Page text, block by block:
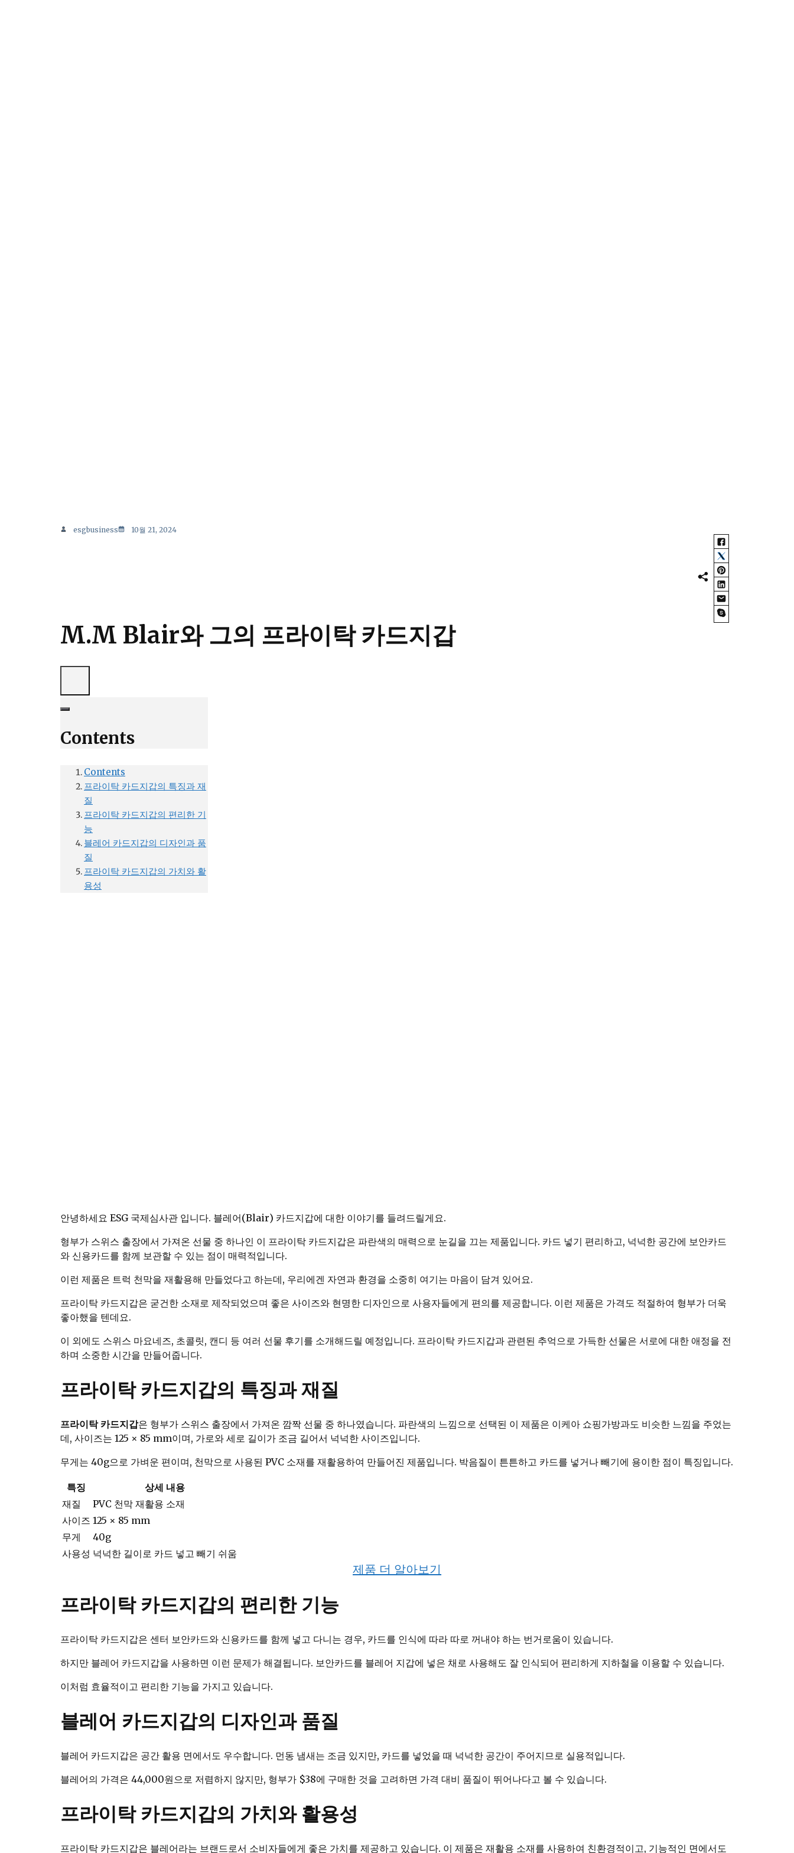
esgbusiness 10월 21, 2024
M.M Blair와 그의 프라이탁 카드지갑
Contents
Contents
프라이탁 카드지갑의 특징과 재
질
프라이탁 카드지갑의 편리한 기
능
블레어 카드지갑의 디자인과 품
질
프라이탁 카드지갑의 가치와 활
용성
안녕하세요 ESG 국제심사관 입니다. 블레어(Blair) 카드지갑에 대한 이야기를 들려드릴게요.
형부가 스위스 출장에서 가져온 선물 중 하나인 이 프라이탁 카드지갑은 파란색의 매력으로 눈길을 끄는 제품입니다. 카드 넣기 편리하고, 넉넉한 공간에 보안카드
와 신용카드를 함께 보관할 수 있는 점이 매력적입니다.
이런 제품은 트럭 천막을 재활용해 만들었다고 하는데, 우리에겐 자연과 환경을 소중히 여기는 마음이 담겨 있어요.
프라이탁 카드지갑은 굳건한 소재로 제작되었으며 좋은 사이즈와 현명한 디자인으로 사용자들에게 편의를 제공합니다. 이런 제품은 가격도 적절하여 형부가 더욱
좋아했을 텐데요.
이 외에도 스위스 마요네즈, 초콜릿, 캔디 등 여러 선물 후기를 소개해드릴 예정입니다. 프라이탁 카드지갑과 관련된 추억으로 가득한 선물은 서로에 대한 애정을 전
하며 소중한 시간을 만들어줍니다.
프라이탁 카드지갑의 특징과 재질
프라이탁 카드지갑은 형부가 스위스 출장에서 가져온 깜짝 선물 중 하나였습니다. 파란색의 느낌으로 선택된 이 제품은 이케아 쇼핑가방과도 비슷한 느낌을 주었는
데, 사이즈는 125 × 85 mm이며, 가로와 세로 길이가 조금 길어서 넉넉한 사이즈입니다.
무게는 40g으로 가벼운 편이며, 천막으로 사용된 PVC 소재를 재활용하여 만들어진 제품입니다. 박음질이 튼튼하고 카드를 넣거나 빼기에 용이한 점이 특징입니다.
특징
상세 내용
재질
PVC 천막 재활용 소재
사이즈 125 × 85 mm
무게
40g
사용성 넉넉한 길이로 카드 넣고 빼기 쉬움
제품 더 알아보기
프라이탁 카드지갑의 편리한 기능
프라이탁 카드지갑은 센터 보안카드와 신용카드를 함께 넣고 다니는 경우, 카드를 인식에 따라 따로 꺼내야 하는 번거로움이 있습니다.
하지만 블레어 카드지갑을 사용하면 이런 문제가 해결됩니다. 보안카드를 블레어 지갑에 넣은 채로 사용해도 잘 인식되어 편리하게 지하철을 이용할 수 있습니다.
이처럼 효율적이고 편리한 기능을 가지고 있습니다.
블레어 카드지갑의 디자인과 품질
블레어 카드지갑은 공간 활용 면에서도 우수합니다. 먼동 냄새는 조금 있지만, 카드를 넣었을 때 넉넉한 공간이 주어지므로 실용적입니다.
블레어의 가격은 44,000원으로 저렴하지 않지만, 형부가 $38에 구매한 것을 고려하면 가격 대비 품질이 뛰어나다고 볼 수 있습니다.
프라이탁 카드지갑의 가치와 활용성
프라이탁 카드지갑은 블레어라는 브랜드로서 소비자들에게 좋은 가치를 제공하고 있습니다. 이 제품은 재활용 소재를 사용하여 친환경적이고, 기능적인 면에서도